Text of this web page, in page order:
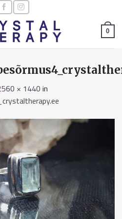
0
× 1440 in